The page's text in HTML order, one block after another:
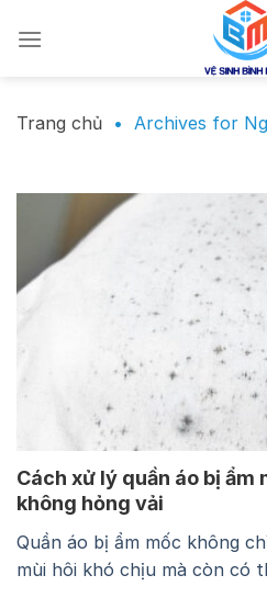
đến
Trang chủ • Archives for
Cách xử lý quần áo bị ẩm
không hỏng vải
Quần áo bị ẩm mốc không
mùi hôi khó chịu mà còn có